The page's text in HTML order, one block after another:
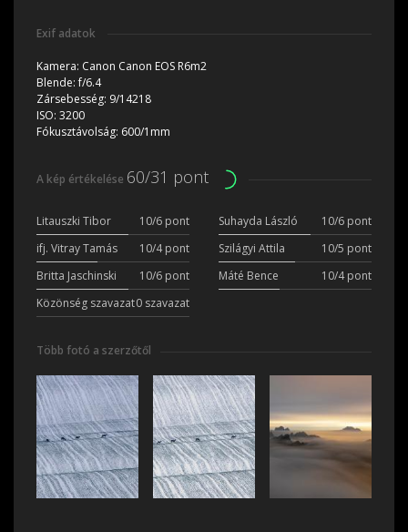
Exif adatok
Kamera: Canon Canon EOS R6m2
Blende:f/6.4
Zársebesség: 9/14218
ISO: 3200
Fókusztávolság: 600/1mm
A kép értékelése 60/31 pont
Litauszki Tibor 10/6 pont Suhayda László
10/6 pont
ifj. Vitray Tamás
10/4 pont Szilágyi Attila
10/5 pont
Britta Jaschinski
10/6 pont Máté Bence
10/4 pont
Közönség szavazat0 szavazat
Több fotó a szerzőtől